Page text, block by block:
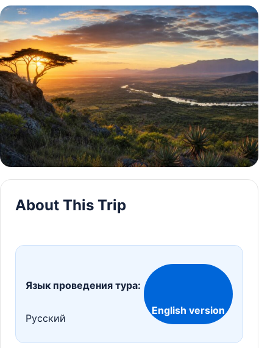
About This Trip
Язык проведения тура:
Русский
English version